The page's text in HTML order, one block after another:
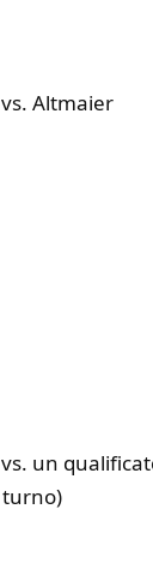
vs. Altmaier
vs. un